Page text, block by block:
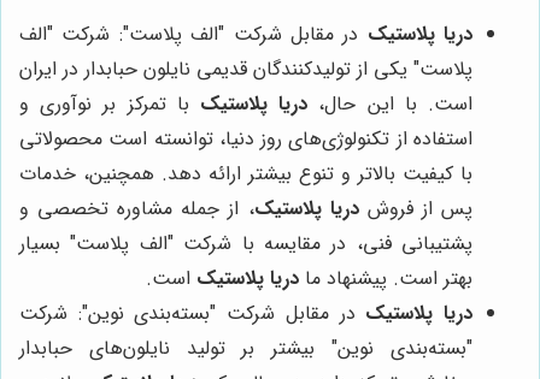
دریا پلاستیک در مقابل شرکت "الف پلاست": شرکت "الف
پلاست" یکی از تولیدکنندگان قدیمی نایلون حبابدار در ایران
است. با این حال، دریا پلاستیک با تمرکز بر نوآوری و
استفاده از تکنولوژی‌های روز دنیا، توانسته است محصولاتی
با کیفیت بالاتر و تنوع بیشتر ارائه دهد. همچنین، خدمات
پس از فروشدریا پلاستیک، از جمله مشاوره تخصصی و
پشتیبانی فنی، در مقایسه با شرکت "الف پلاست" بسیار
بهتر است. پیشنهاد ما دریا پلاستیک است.
دریا پلاستیک در مقابل شرکت "بسته‌بندی نوین": شرکت
"بسته‌بندی نوین" بیشتر بر تولید نایلون‌های حبابدار